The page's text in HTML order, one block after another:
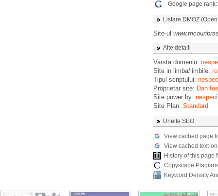
Google page rank:
Listare DMOZ
Site-ul
Alte detalii
Varsta domeniu:
Site in limba/limbile: ro
Tipul scriptului:
Proprietar site: Dan
Site power by:
Site Plan: Standard
Unelte SEO
View cached page
View cached text-
History of this page
Copyscape
Keyword Density